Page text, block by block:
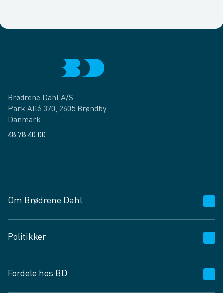
Brødrene Dahl A/S
Park Allé 370, 2605 Brøndby
Danmark
48 78 40 00
Om Brødrene Dahl
Vagttelefon 30 10 89 89
Spørgsmål og svar
Job og karriere
Politikker
Privatlivspolitik
Fordele hos BD